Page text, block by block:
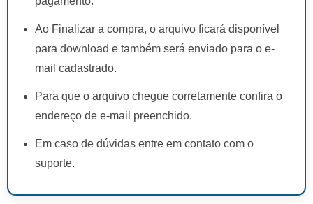
Ao Finalizar a compra, o arquivo ficará disponível
para download e também será enviado para o e-
mail cadastrado.
Para que o arquivo chegue corretamente confira o
endereço de e-mail preenchido.
Em caso de dúvidas entre em contato com o
suporte.